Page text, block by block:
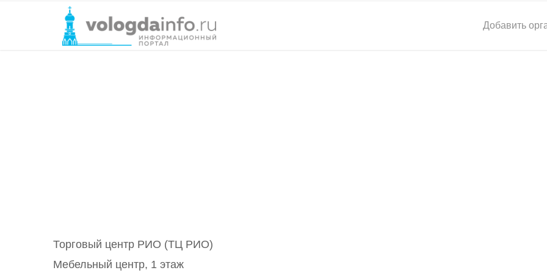
Добавить
Торговый центр РИО (ТЦ РИО)
Мебельный центр, 1 этаж